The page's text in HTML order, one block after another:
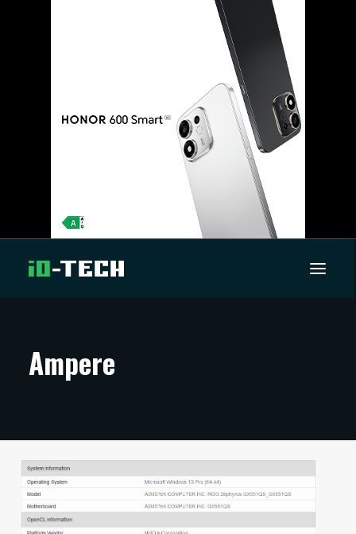
ARTIKKELIT
TECHBBS
TIETOA
HINTA.FI
Ampere